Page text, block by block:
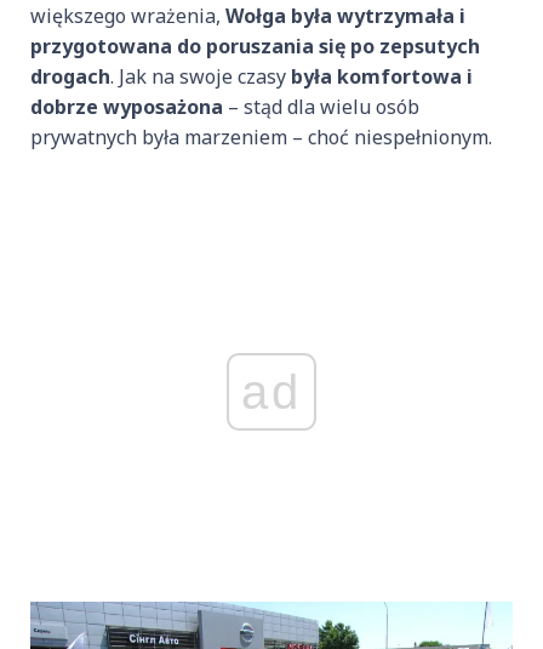
większego wrażenia, Wołga była wytrzymała i
przygotowana do poruszania się po zepsutych
drogach. Jak na swoje czasy była komfortowa i
dobrze wyposażona – stąd dla wielu osób
prywatnych była marzeniem – choć niespełnionym.
ad